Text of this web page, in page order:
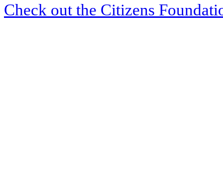
Check out the Citizens